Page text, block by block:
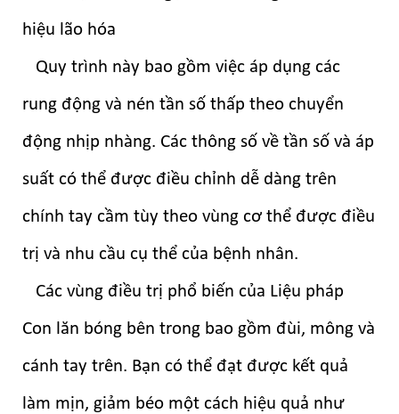
hiệu lão hóa
Quy trình này bao gồm việc áp dụng các
rung động và nén tần số thấp theo chuyển
động nhịp nhàng. Các thông số về tần số và áp
suất có thể được điều chỉnh dễ dàng trên
chính tay cầm tùy theo vùng cơ thể được điều
trị và nhu cầu cụ thể của bệnh nhân.
Các vùng điều trị phổ biến của Liệu pháp
Con lăn bóng bên trong bao gồm đùi, mông và
cánh tay trên. Bạn có thể đạt được kết quả
làm mịn, giảm béo một cách hiệu quả như